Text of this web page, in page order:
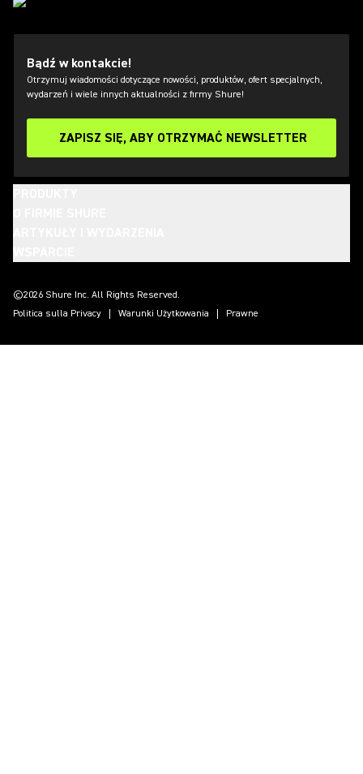
Bądź w kontakcie!
Otrzymuj wiadomości dotyczące nowości, produktów, ofert specjalnych,
wydarzeń i wiele innych aktualności z firmy Shure!
ZAPISZ SIĘ, ABY OTRZYMAĆ NEWSLETTER
©2026 Shure Inc. All Rights Reserved.
Politica sulla Privacy
Warunki Użytkowania Prawne